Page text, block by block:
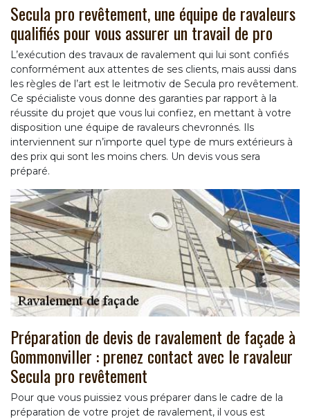
Secula pro revêtement, une équipe de ravaleurs
qualifiés pour vous assurer un travail de pro
L’exécution des travaux de ravalement qui lui sont confiés
conformément aux attentes de ses clients, mais aussi dans
les règles de l’art est le leitmotiv de Secula pro revêtement.
Ce spécialiste vous donne des garanties par rapport à la
réussite du projet que vous lui confiez, en mettant à votre
disposition une équipe de ravaleurs chevronnés. Ils
interviennent sur n’importe quel type de murs extérieurs à
des prix qui sont les moins chers. Un devis vous sera
préparé.
Préparation de devis de ravalement de façade à
Gommonviller : prenez contact avec le ravaleur
Secula pro revêtement
Pour que vous puissiez vous préparer dans le cadre de la
préparation de votre projet de ravalement, il vous est